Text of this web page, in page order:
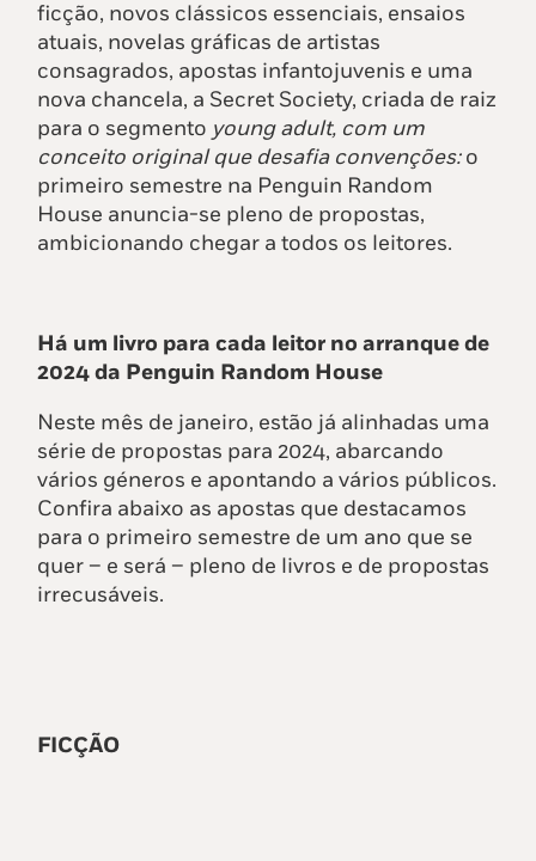
ficção, novos clássicos essenciais, ensaios
atuais, novelas gráficas de artistas
consagrados, apostas infantojuvenis e uma
nova chancela, a Secret Society, criada de raiz
para o segmento young adult, com um
conceito original que desafia convenções:o
primeiro semestre na Penguin Random
House anuncia-se pleno de propostas,
ambicionando chegar a todos os leitores.
Há um livro para cada leitor no arranque de
2024 da Penguin Random House
Neste mês de janeiro, estão já alinhadas uma
série de propostas para 2024, abarcando
vários géneros e apontando a vários públicos.
Confira abaixo as apostas que destacamos
para o primeiro semestre de um ano que se
quer – e será – pleno de livros e de propostas
irrecusáveis.
FICÇÃO